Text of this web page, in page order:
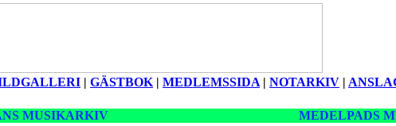
| GÄSTBOK | MEDLEMSSIDA | NOTARKIV |
MUSIKARKIV
MEDELPADS